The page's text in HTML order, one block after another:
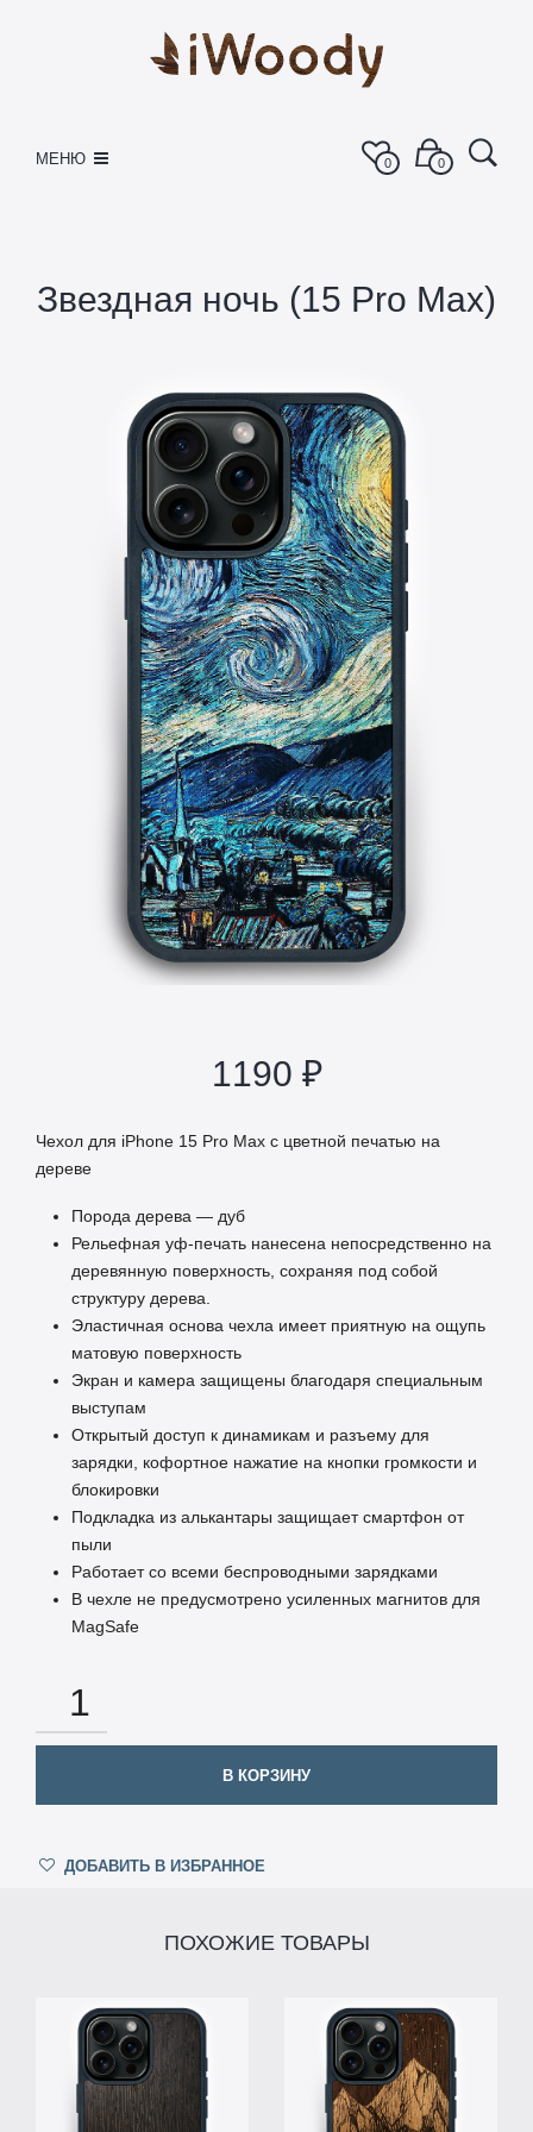
МЕНЮ 0 0
Звездная ночь (15 Pro Max)
1190 ₽
Чехол для iPhone 15 Pro Max с цветной печатью на
дереве
Порода дерева — дуб
Рельефная уф-печать нанесена непосредственно на
деревянную поверхность, сохраняя под собой
структуру дерева.
Эластичная основа чехла имеет приятную на ощупь
матовую поверхность
Экран и камера защищены благодаря специальным
выступам
Открытый доступ к динамикам и разъему для
зарядки, кофортное нажатие на кнопки громкости и
блокировки
Подкладка из алькантары защищает смартфон от
пыли
Работает со всеми беспроводными зарядками
В чехле не предусмотрено усиленных магнитов для
MagSafe
В КОРЗИНУ
ДОБАВИТЬ В ИЗБРАННОЕ
ПОХОЖИЕ ТОВАРЫ